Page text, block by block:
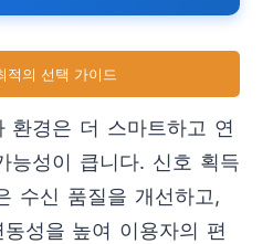
적의 선택 가이드
환경은 더 스마트하고 연
능성이 큽니다. 신호 획득
수신 품질을 개선하고,
성을 높여 이용자의 편